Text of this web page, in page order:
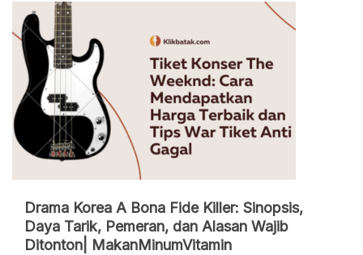
Drama Korea A Bona Fide Killer: Sinopsis,
Daya Tarik, Pemeran, dan Alasan Wajib
Ditonton| MakanMinumVitamin